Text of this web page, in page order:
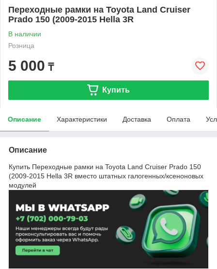
Переходные рамки на Toyota Land Cruiser
Prado 150 (2009-2015 Hella 3R
В наличии
Розница
5 000 ₸
Купить
Описание Характеристики Доставка Оплата
Описание
Купить Переходные рамки на Toyota Land Cruiser Prado 150
(2009-2015 Hella 3R вместо штатных галогенных/ксеноновых
модулей